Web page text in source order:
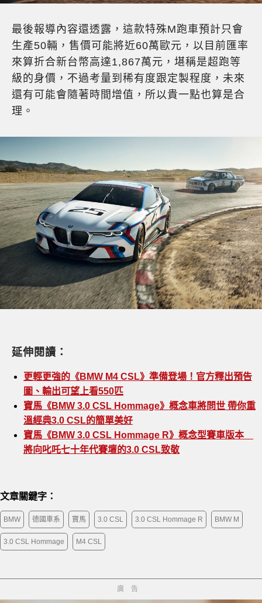
最後報導內容還透露，這款特殊M跑車預計只會
生產50輛，售價可能將近60萬歐元，以目前匯率
來算折合新台幣高達1,867萬元，堪稱是超跑等
級的身價，不過考量到稀有度跟定製程度，未來
還有可能會隨著時間增值，所以貴一點也算是合
理。
延伸閱讀：
更輕更強的《BMW M4 CSL》準備登場！官方釋出預告
圖、輸出可望上看550匹
寶馬《BMW 3.0 CSL Hommage》概念車將問世 帶你重
溫經典3.0 CSL的簡單美好
寶馬《BMW 3.0 CSL Hommage R》概念型賽車版本
將向叱吒七十年代賽壇的3.0 CSL致敬
文章關鍵字：
BMW 德國車系 寶馬 3.0 CSL 3.0 CSL Hommage R BMW M
3.0 CSL Hommage M4 CSL
廣告